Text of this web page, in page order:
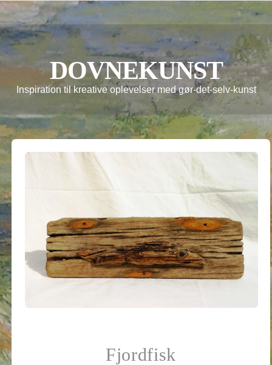
DOVNEKUNST
Inspiration til kreative oplevelser med gør-det-selv-kunst
Fjordfisk